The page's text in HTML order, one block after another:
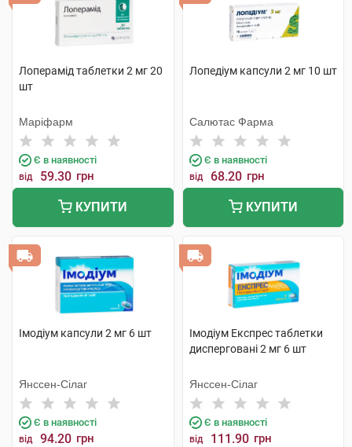
Лоперамід таблетки 2 мг 20
шт
Маріфарм
Є в наявності
від 59.30 грн
КУПИТИ
Лопедіум капсули 2 мг 10 шт
Салютас Фарма
Є в наявності
від 68.20 грн
КУПИТИ
Імодіум капсули 2 мг 6 шт
Янссен-Сілаг
Є в наявності
від 94.20 грн
Імодіум Експрес таблетки
дисперговані 2 мг 6 шт
Янссен-Сілаг
Є в наявності
від 111.90 грн